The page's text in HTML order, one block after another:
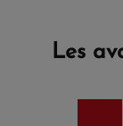
Les